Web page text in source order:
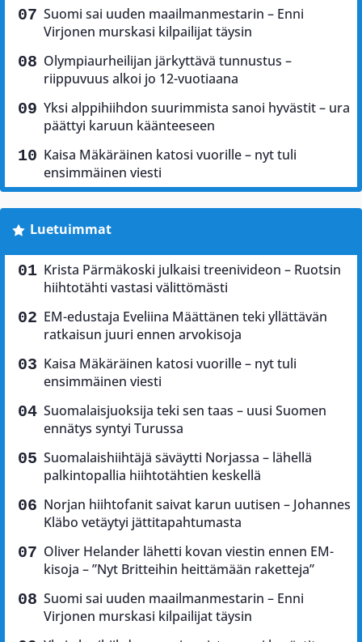
Suomi sai uuden maailmanmestarin – Enni
Virjonen murskasi kilpailijat täysin
Olympiaurheilijan järkyttävä tunnustus –
riippuvuus alkoi jo 12-vuotiaana
Yksi alppihiihdon suurimmista sanoi hyvästit – ura
päättyi karuun käänteeseen
Kaisa Mäkäräinen katosi vuorille – nyt tuli
ensimmäinen viesti
Luetuimmat
Krista Pärmäkoski julkaisi treenivideon – Ruotsin
hiihtotähti vastasi välittömästi
EM-edustaja Eveliina Määttänen teki yllättävän
ratkaisun juuri ennen arvokisoja
Kaisa Mäkäräinen katosi vuorille – nyt tuli
ensimmäinen viesti
Suomalaisjuoksija teki sen taas – uusi Suomen
ennätys syntyi Turussa
Suomalaishiihtäjä säväytti Norjassa – lähellä
palkintopallia hiihtotähtien keskellä
Norjan hiihtofanit saivat karun uutisen – Johannes
Kläbo vetäytyi jättitapahtumasta
Oliver Helander lähetti kovan viestin ennen EM-
kisoja – ”Nyt Britteihin heittämään raketteja”
Suomi sai uuden maailmanmestarin – Enni
Virjonen murskasi kilpailijat täysin